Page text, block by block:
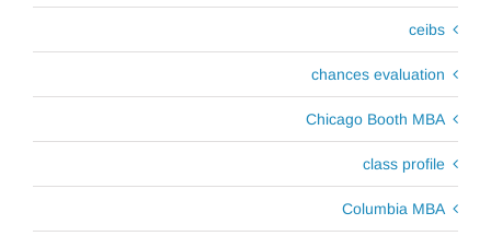
ceibs
chances evaluation
Chicago Booth MBA
class profile
Columbia MBA